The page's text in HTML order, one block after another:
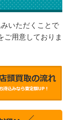
いただくことで
ご用意しておりま